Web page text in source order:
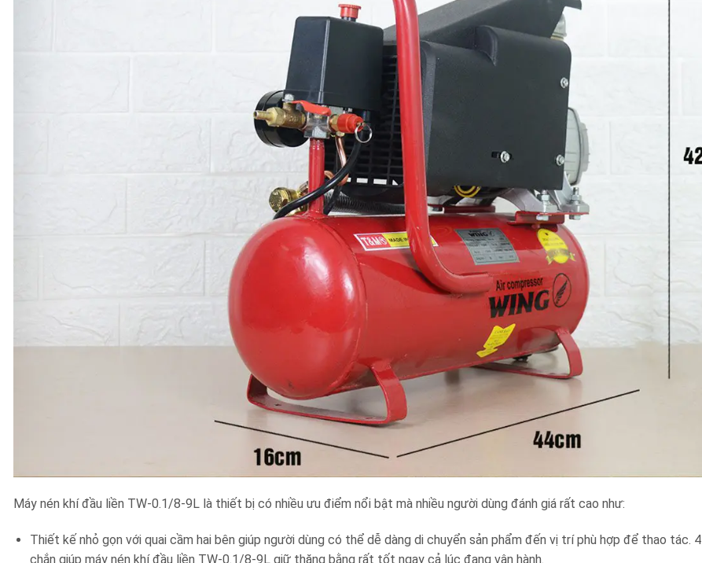
Máy nén khí đầu liền TW-0.1/8-9L là thiết bị có nhiều ưu điểm nổi bật mà nhiều người dùng đánh giá rất cao như:
Thiết kế nhỏ gọn với quai cầm hai bên giúp người dùng có thể dễ dàng di chuyển sản phẩm đến vị trí phù hợp để thao tác.
chắn giúp máy nén khí đầu liền TW-0.1/8-9L giữ thăng bằng rất tốt ngay cả lúc đang vận hành.